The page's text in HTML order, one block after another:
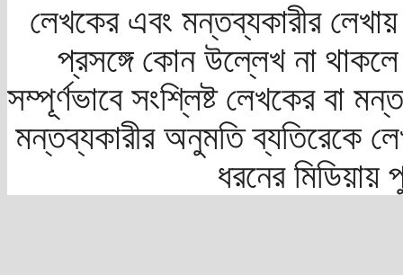
লেখকের এবং মন্তব্যকারীর
প্রসঙ্গে কোন উল্লেখ না
সম্পূর্ণভাবে সংশ্লিষ্ট লেখকের বা
মন্তব্যকারীর অনুমতি ব্যতিরেকে
ধরনের মিডিয়ায়